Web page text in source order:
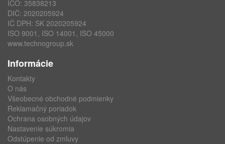
IČO: 35838213
DIČ: 2020205924
IČ DPH: SK 2020205924
ISO 9001, ISO 14001, ISO 45000
www.technogroup.sk
Informácie
Kontakty
O nás
Všeobecné obchodné podmienky
Reklamačný poriadok
Ochrana osobných údajov
Nastavenie súkromia
Odstúpenie od zmluvy